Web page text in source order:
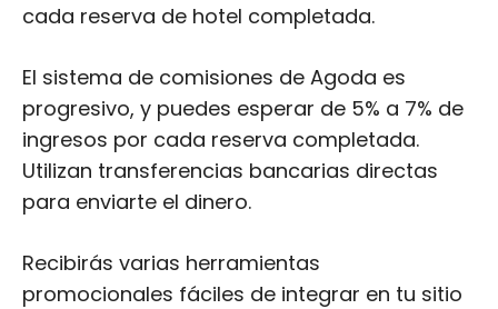
cada reserva de hotel completada.
El sistema de comisiones de Agoda es
progresivo, y puedes esperar de 5% a 7% de
ingresos por cada reserva completada.
Utilizan transferencias bancarias directas
para enviarte el dinero.
Recibirás varias herramientas
promocionales fáciles de integrar en tu sitio